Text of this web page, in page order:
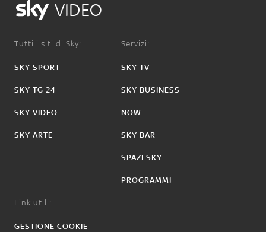
VIDEO
Tutti i siti di Sky:
SKY SPORT
SKY TG 24
SKY VIDEO
SKY ARTE
Servizi:
SKY TV
SKY BUSINESS
NOW
SKY BAR
SPAZI SKY
PROGRAMMI
Link utili:
GESTIONE COOKIE